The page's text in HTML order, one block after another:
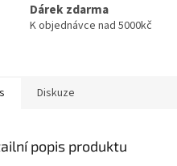
Dárek zdarma
K objednávce nad 5000kč
Diskuze
popis produktu